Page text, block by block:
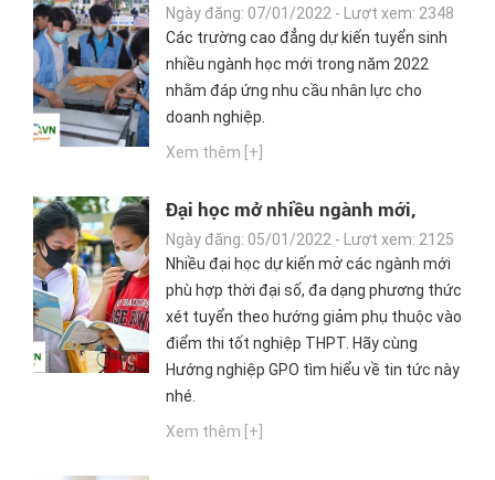
học mới đáp ứng nhu cầu nhân lực
Ngày đăng: 07/01/2022 - Lượt xem: 2348
Các trường cao đẳng dự kiến tuyển sinh
nhiều ngành học mới trong năm 2022
nhằm đáp ứng nhu cầu nhân lực cho
doanh nghiệp.
Xem thêm [+]
Đại học mở nhiều ngành mới,
giảm chỉ tiêu từ thi tốt nghiệp
Ngày đăng: 05/01/2022 - Lượt xem: 2125
Nhiều đại học dự kiến mở các ngành mới
phù hợp thời đại số, đa dạng phương thức
xét tuyển theo hướng giảm phụ thuộc vào
điểm thi tốt nghiệp THPT. Hãy cùng
Hướng nghiệp GPO tìm hiểu về tin tức này
nhé.
Xem thêm [+]